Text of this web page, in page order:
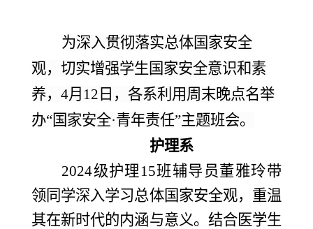
为深入贯彻落实总体国家安全
观，切实增强学生国家安全意识和素
养，4月12日，各系利用周末晚点名举
办“国家安全·青年责任”主题班会。
护理系
2024级护理15班辅导员董雅玲带
领同学深入学习总体国家安全观，重温
其在新时代的内涵与意义。结合医学生